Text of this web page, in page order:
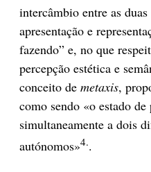
intercâmbio entre as duas
apresentação e
fazendo” e, no que
percepção estética e
conceito de metaxis,
como sendo «o estado
simultaneamente a dois
autónomos»4..